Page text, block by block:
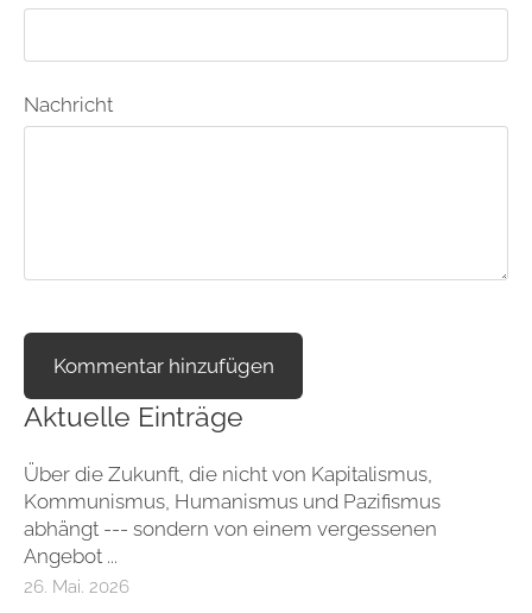
Aktuelle Einträge
Über die Zukunft, die nicht von Kapitalismus,
Kommunismus, Humanismus und Pazifismus
abhängt --- sondern von einem vergessenen
Angebot ...
26. Mai. 2026
Nachricht